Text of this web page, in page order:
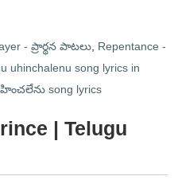
- ప్రార్థన పాటలు Repentance -
uhinchalenu song lyrics in
song lyrics
| Telugu